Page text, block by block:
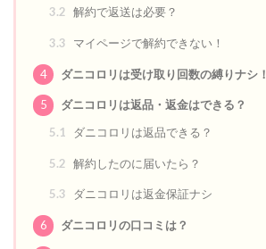
3.2 解約で返送は必要？
3.3 マイページで解約できない！
4 ダニコロリは受け取り回数の縛りナシ！
5
ダニコロリは返品・返金はできる？
5.1
ダニコロリは返品できる？
5.2 解約したのに届いたら？
5.3 ダニコロリは返金保証ナシ
6 ダニコロリの口コミは？